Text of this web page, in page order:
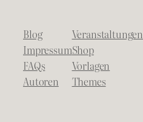
Blog
Impressum
FAQs
Autoren
Veranstaltungen
Shop
Vorlagen
Themes